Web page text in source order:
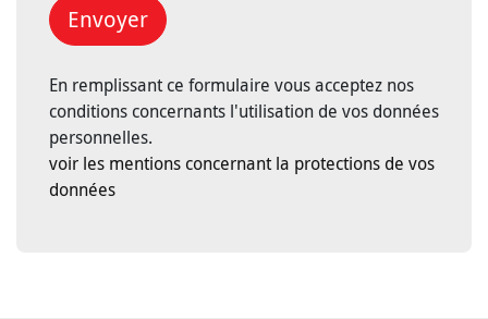
Envoyer
En remplissant ce formulaire vous acceptez nos
conditions concernants l'utilisation de vos données
personnelles.
voir les mentions concernant la protections de vos
données